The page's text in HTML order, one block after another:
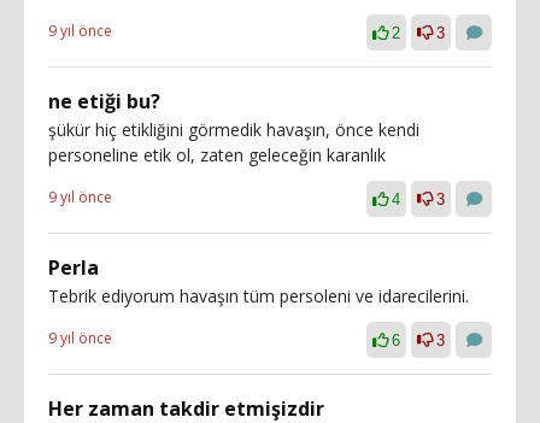
9 yıl önce 2 3
ne etiği bu?
şükür hiç etikliğini görmedik havaşın, önce kendi
personeline etik ol, zaten geleceğin karanlık
9 yıl önce 4 3
Perla
Tebrik ediyorum havaşın tüm persoleni ve idarecilerini.
9 yıl önce 6 3
Her zaman takdir etmişizdir